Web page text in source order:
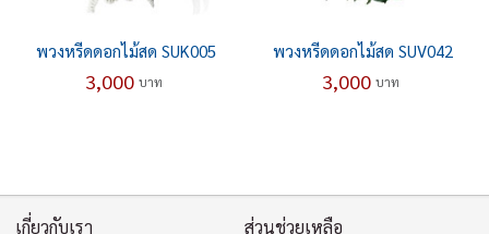
พวงหรีดดอกไม้สด SUK005
3,000 บาท
พวงหรีดดอกไม้สด SUV042
3,000 บาท
เกี่ยวกับเรา ส่วนช่วยเหลือ